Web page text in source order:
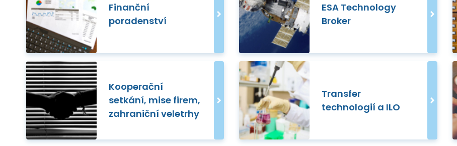
Finanční
poradenství
ESA Technology
Broker
Kooperační
setkání, mise firem,
zahraniční veletrhy
Transfer
technologií a ILO